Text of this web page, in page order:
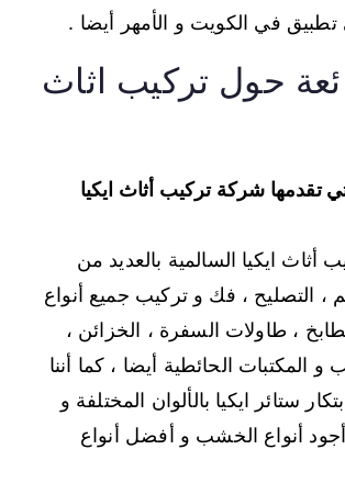
في الكويت و الأمهر أيضا .
حول تركيب اثاث
تقدمها شركة تركيب أثاث ايكيا
ايكيا السالمية بالعديد من
، التصليح ، فك و تركيب جميع أنواع
، طاولات السفرة ، الخزائن ،
و المكتبات الحائطية أيضا ، كما أننا
ستائر ايكيا بالألوان المختلفة و
أجود أنواع الخشب و أفضل أنواع